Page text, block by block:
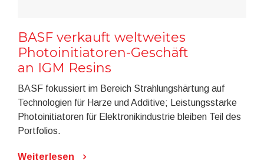
BASF verkauft weltweites
Photoinitiatoren-Geschäft
an IGM Resins
BASF fokussiert im Bereich Strahlungshärtung auf
Technologien für Harze und Additive; Leistungsstarke
Photoinitiatoren für Elektronikindustrie bleiben Teil des
Portfolios.
Weiterlesen